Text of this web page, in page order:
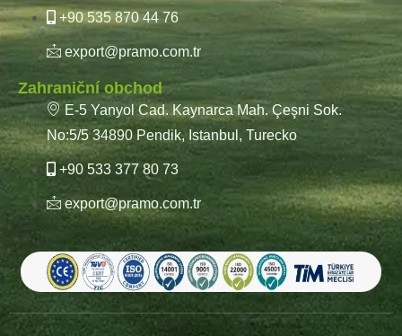
+90 535 870 44 76
export@pramo.com.tr
Zahraniční obchod
E-5 Yanyol Cad. Kaynarca Mah. Çeşni Sok.
No:5/5 34890 Pendik, Istanbul, Turecko
+90 533 377 80 73
export@pramo.com.tr